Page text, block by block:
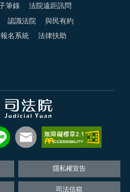
筆錄 法院遠距訊問
認識法院 與民有約
報名系統 法律扶助
隱私權宣告
司法信箱